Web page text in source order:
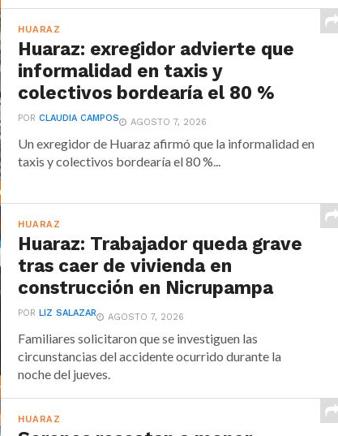
HUARAZ
Huaraz: exregidor advierte que
informalidad en taxis y
colectivos bordearía el 80 %
PORCLAUDIA CAMPOS AGOSTO 7, 2026
Un exregidor de Huaraz afirmó que la informalidad en
taxis y colectivos bordearía el 80 %...
HUARAZ
Huaraz: Trabajador queda grave
tras caer de vivienda en
construcción en Nicrupampa
PORLIZ SALAZAR AGOSTO 7, 2026
Familiares solicitaron que se investiguen las
circunstancias del accidente ocurrido durante la
noche del jueves.
HUARAZ